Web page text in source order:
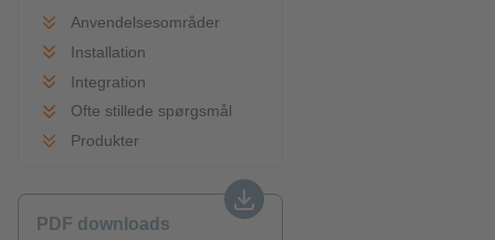
Anvendelsesområder
Installation
Integration
Ofte stillede spørgsmål
Produkter
PDF downloads